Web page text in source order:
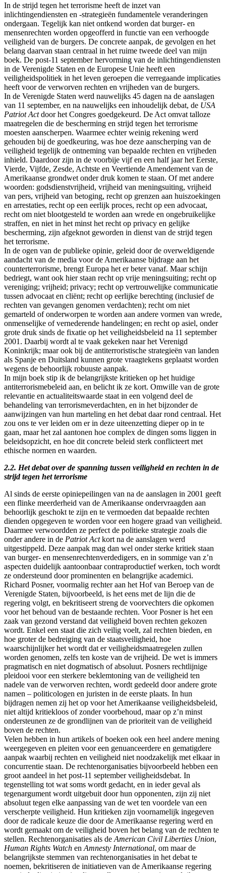
In de strijd tegen het terrorisme heeft de inzet van
inlichtingendiensten en -strategieën fundamentele veranderingen
ondergaan. Tegelijk kan niet ontkend worden dat burger- en
mensenrechten worden opgeofferd in functie van een verhoogde
veiligheid van de burgers. De concrete aanpak, de gevolgen en het
belang daarvan staan centraal in het ruime tweede deel van mijn
boek. De post-11 september hervorming van de inlichtingendiensten
in de Verenigde Staten en de Europese Unie heeft een
veiligheidspolitiek in het leven geroepen die verregaande implicaties
heeft voor de verworven rechten en vrijheden van de burgers.
In de Verenigde Staten werd nauwelijks 45 dagen na de aanslagen
van 11 september, en na nauwelijks een inhoudelijk debat, de USA
Patriot Actdoor het Congres goedgekeurd. De Act omvat talloze
maatregelen die de bescherming en strijd tegen het terrorisme
moesten aanscherpen. Waarmee echter weinig rekening werd
gehouden bij de goedkeuring, was hoe deze aanscherping van de
veiligheid tegelijk de ontneming van bepaalde rechten en vrijheden
inhield. Daardoor zijn in de voorbije vijf en een half jaar het Eerste,
Vierde, Vijfde, Zesde, Achtste en Veertiende Amendement van de
Amerikaanse grondwet onder druk komen te staan. Of met andere
woorden: godsdienstvrijheid, vrijheid van meningsuiting, vrijheid
van pers, vrijheid van betoging, recht op grenzen aan huiszoekingen
en arrestaties, recht op een eerlijk proces, recht op een advocaat,
recht om niet blootgesteld te worden aan wrede en ongebruikelijke
straffen, en niet in het minst het recht op privacy en gelijke
bescherming, zijn afgeknot geworden in dienst van de strijd tegen
het terrorisme.
In de ogen van de publieke opinie, geleid door de overweldigende
aandacht van de media voor de Amerikaanse bijdrage aan het
counterterrorisme, brengt Europa het er beter vanaf. Maar schijn
bedriegt, want ook hier staan recht op vrije meningsuiting; recht op
vereniging; vrijheid; privacy; recht op vertrouwelijke communicatie
tussen advocaat en cliënt; recht op eerlijke berechting (inclusief de
rechten van gevangen genomen verdachten); recht om niet
gemarteld of onderworpen te worden aan andere vormen van wrede,
onmenselijke of vernederende handelingen; en recht op asiel, onder
grote druk sinds de fixatie op het veiligheidsbeleid na 11 september
2001. Daarbij wordt al te vaak gekeken naar het Verenigd
Koninkrijk; maar ook bij de antiterroristische strategieën van landen
als Spanje en Duitsland kunnen grote vraagtekens geplaatst worden
wegens de behoorlijk robuuste aanpak.
In mijn boek stip ik de belangrijkste kritieken op het huidige
antiterrorismebeleid aan, en belicht ik ze kort. Omwille van de grote
relevantie en actualiteitswaarde staat in een volgend deel de
behandeling van terrorismeverdachten, en in het bijzonder de
aanwijzingen van hun marteling en het debat daar rond centraal. Het
zou ons te ver leiden om er in deze uiteenzetting dieper op in te
gaan, maar het zal aantonen hoe complex de dingen soms liggen in
beleidsopzicht, en hoe dit concrete beleid sterk conflicteert met
ethische normen en waarden.
2.2. Het debat over de spanning tussen veiligheid en rechten in de
strijd tegen het terrorisme
Al sinds de eerste opiniepeilingen van na de aanslagen in 2001 geeft
een flinke meerderheid van de Amerikaanse ondervraagden aan
behoorlijk geschokt te zijn en te vermoeden dat bepaalde rechten
dienden opgegeven te worden voor een hogere graad van veiligheid.
Daarmee verwoordden ze perfect de politieke strategie zoals die
onder andere in de Patriot Actkort na de aanslagen werd
uitgestippeld. Deze aanpak mag dan wel onder sterke kritiek staan
van burger- en mensenrechtenverdedigers, en in sommige van z’n
aspecten duidelijk aantoonbaar contraproductief werken, toch wordt
ze ondersteund door prominenten en belangrijke academici.
Richard Posner, voormalig rechter aan het Hof van Beroep van de
Verenigde Staten, bijvoorbeeld, is het eens met de lijn die de
regering volgt, en bekritiseert streng de voorvechters die opkomen
voor het behoud van de bestaande rechten. Voor Posner is het een
zaak van gezond verstand dat veiligheid boven rechten gekozen
wordt. Enkel een staat die zich veilig voelt, zal rechten bieden, en
hoe groter de bedreiging van de staatsveiligheid, hoe
waarschijnlijker het wordt dat er veiligheidsmaatregelen zullen
worden genomen, zelfs ten koste van de vrijheid. De wet is immers
pragmatisch en niet dogmatisch of absoluut. Posners rechtlijnige
pleidooi voor een sterkere beklemtoning van de veiligheid ten
nadele van de verworven rechten, wordt gedeeld door andere grote
namen – politicologen en juristen in de eerste plaats. In hun
bijdragen nemen zij het op voor het Amerikaanse veiligheidsbeleid,
niet altijd kritiekloos of zonder voorbehoud, maar op z’n minst
ondersteunen ze de grondlijnen van de prioriteit van de veiligheid
boven de rechten.
Velen hebben in hun artikels of boeken ook een heel andere mening
weergegeven en pleiten voor een genuanceerdere en gematigdere
aanpak waarbij rechten en veiligheid niet noodzakelijk met elkaar in
concurrentie staan. De rechtenorganisaties bijvoorbeeld hebben een
groot aandeel in het post-11 september veiligheidsdebat. In
tegenstelling tot wat soms wordt gedacht, en in ieder geval als
tegenargument wordt uitgebuit door hun opponenten, zijn zij niet
absoluut tegen elke aanpassing van de wet ten voordele van een
verscherpte veiligheid. Hun kritieken zijn voornamelijk ingegeven
door de radicale keuze die door de Amerikaanse regering werd en
wordt gemaakt om de veiligheid boven het belang van de rechten te
stellen. Rechtenorganisaties als de American Civil Liberties Union,
Human Rights Watch en Amnesty International, om maar de
belangrijkste stemmen van rechtenorganisaties in het debat te
noemen, bekritiseren de initiatieven van de Amerikaanse regering